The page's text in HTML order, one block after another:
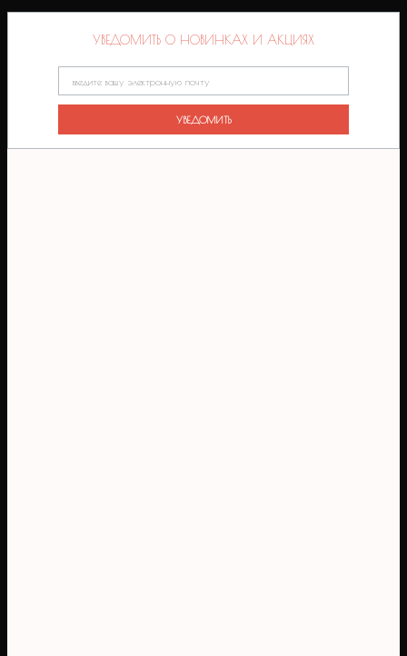
УВЕДОМИТЬ О НОВИНКАХ И АКЦИЯХ